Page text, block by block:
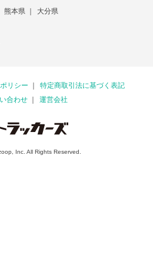
熊本県 大分県
リシー
特定商取引法に基づく表記
合わせ
運営会社
Inc. All Rights Reserved.